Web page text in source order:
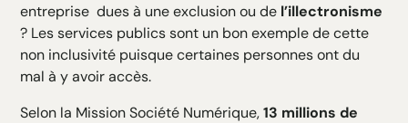
entreprise dues à une exclusion ou de l’illectronisme
? Les services publics sont un bon exemple de cette
non inclusivité puisque certaines personnes ont du
mal à y avoir accès.
Selon la Mission Société Numérique,13 millions de